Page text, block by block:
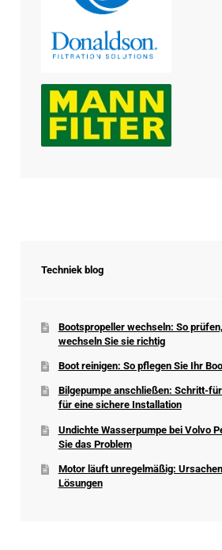
Techniek blog
Bootspropeller wechseln: So
wechseln Sie sie richtig
Boot reinigen: So pflegen Sie Ihr
Bilgepumpe anschließen: Schritt-
für eine sichere Installation
Undichte Wasserpumpe bei Volvo
Sie das Problem
Motor läuft unregelmäßig:
Lösungen